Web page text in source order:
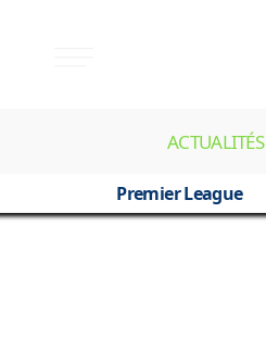
ACTUALITÉS
Premier League